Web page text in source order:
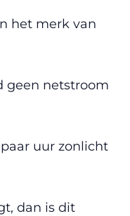
het merk van
geen netstroom
uur zonlicht
dan is dit